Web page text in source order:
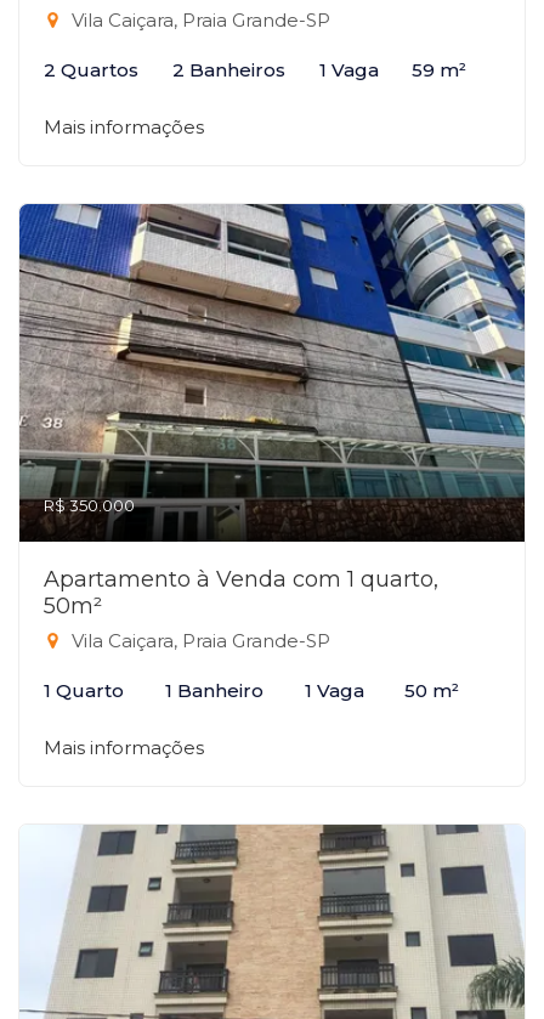
Vila Caiçara, Praia Grande-SP
2 Quartos 2 Banheiros 1 Vaga 59 m²
Mais informações
R$ 350.000
Apartamento à Venda com 1 quarto,
50m²
Vila Caiçara, Praia Grande-SP
1 Quarto 1 Banheiro 1 Vaga 50 m²
Mais informações